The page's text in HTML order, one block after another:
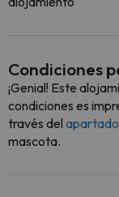
Condiciones
¡Genial! Este
condiciones es
través del
mascota.